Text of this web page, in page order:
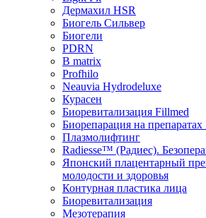
Дермахил HSR
Биогель Сильвер
Биогели
PDRN
B matrix
Profhilo
Neauvia Hydrodeluxe
Курасен
Биоревитализация Fillmed
Биорепарация на
Плазмолифтинг
Radiesse™ (Радиес).
Японский плацентарный
молодости и здоровья
Контурная пластика лица
Биоревитализация
Мезотерапия